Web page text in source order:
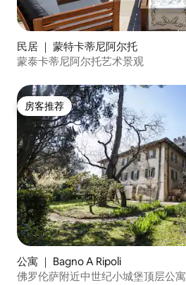
民居 ｜ 蒙特卡蒂尼阿尔托
蒙泰卡蒂尼阿尔托艺术景观
房客推荐
房客推荐
公寓 ｜ Bagno A Ripoli
佛罗伦萨附近中世纪小城堡顶层公寓